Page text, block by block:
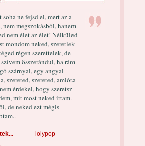
ne fejsd el, mert az a
megszokásból, hanem
nem élet az élet! Nélküled
mondom neked, szeretlek
régen szerettelek, de
összerándul, ha rám
szárnyal, egy angyal
szereted, szereted, amióta
érdekel, hogy szeretsz
mit most neked írtam.
de neked ezt mégis
lolypop